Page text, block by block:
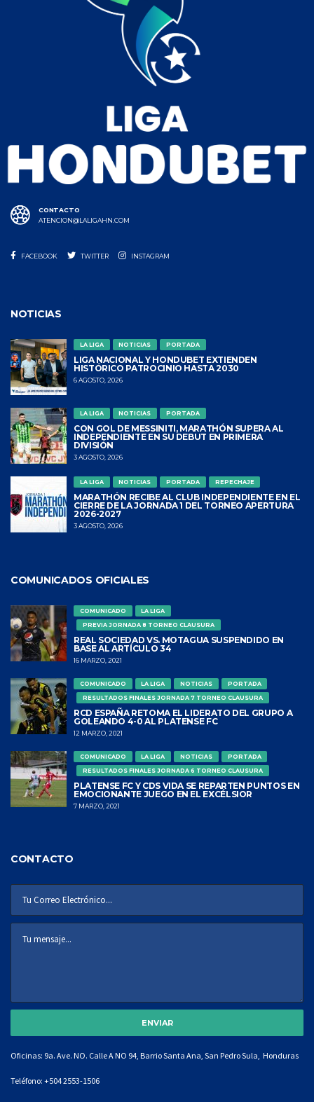
CONTACTO
ATENCION@LALIGAHN.COM
FACEBOOK TWITTER INSTAGRAM
NOTICIAS
LA LIGA NOTICIAS PORTADA
LIGA NACIONAL Y HONDUBET EXTIENDEN
HISTÓRICO PATROCINIO HASTA 2030
6 AGOSTO, 2026
LA LIGA NOTICIAS PORTADA
CON GOL DE MESSINITI, MARATHÓN SUPERA AL
INDEPENDIENTE EN SU DEBUT EN PRIMERA
DIVISIÓN
3 AGOSTO, 2026
LA LIGA NOTICIAS PORTADA REPECHAJE
MARATHÓN RECIBE AL CLUB INDEPENDIENTE EN EL
CIERRE DE LA JORNADA 1 DEL TORNEO APERTURA
2026-2027
3 AGOSTO, 2026
COMUNICADOS OFICIALES
COMUNICADO
LA LIGA
PREVIA JORNADA 8 TORNEO CLAUSURA
REAL SOCIEDAD VS. MOTAGUA SUSPENDIDO EN
BASE AL ARTÍCULO 34
16 MARZO, 2021
COMUNICADO LA LIGA NOTICIAS
PORTADA
RESULTADOS FINALES JORNADA 7 TORNEO CLAUSURA
RCD ESPAÑA RETOMA EL LIDERATO DEL GRUPO A
GOLEANDO 4-0 AL PLATENSE FC
12 MARZO, 2021
COMUNICADO LA LIGA NOTICIAS
PORTADA
RESULTADOS FINALES JORNADA 6 TORNEO CLAUSURA
PLATENSE FC Y CDS VIDA SE REPARTEN PUNTOS EN
EMOCIONANTE JUEGO EN EL EXCÉLSIOR
7 MARZO, 2021
CONTACTO
Oficinas: 9a. Ave. NO. Calle A NO 94, Barrio Santa Ana, San Pedro Sula, Honduras
Teléfono: +504 2553-1506